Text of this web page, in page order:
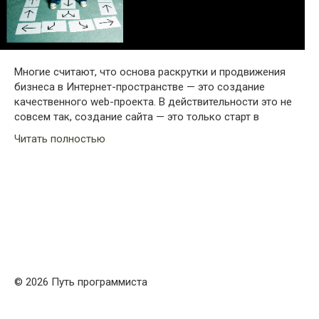
Многие считают, что основа раскрутки и продвижения
бизнеса в Интернет-пространстве — это создание
качественного web-проекта. В действительности это не
совсем так, создание сайта — это только старт в
Читать полностью
© 2026 Путь программиста